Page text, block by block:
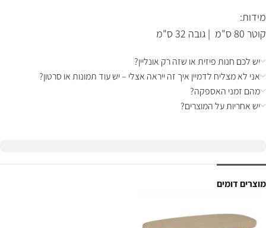
מידות:
קוטר 80 ס"מ | גובה 32 ס"מ
יש לכם חנות פיזית או שזה רק אונליין?
אני לא מצליח לדמיין איך זה ייראה אצלי – יש עוד תמונות או סרטון?
מהם זמני האספקה?
יש אחריות על המוצרים?
מוצרים דומים